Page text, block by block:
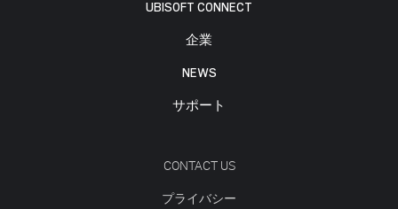
UBISOFT CONNECT
企業
NEWS
サポート
CONTACT US
プライバシー